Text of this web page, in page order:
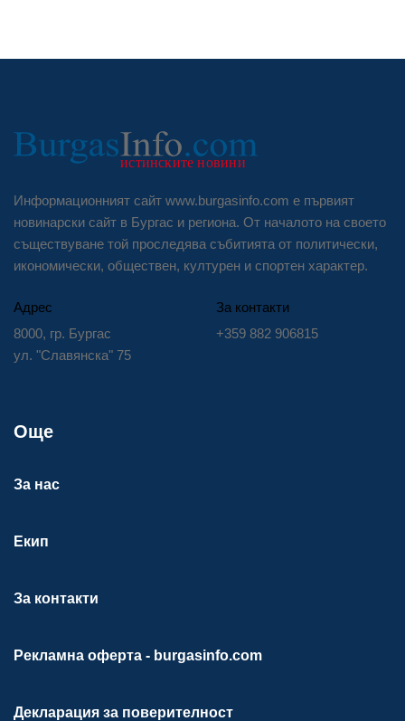
Информационният сайт www.burgasinfo.com е първият
новинарски сайт в Бургас и региона. От началото на своето
съществуване той проследява събитията от политически,
икономически, обществен, културен и спортен характер.
Адрес
8000, гр. Бургас
ул. "Славянска" 75
За контакти
+359 882 906815
Още
За нас
Екип
За контакти
Рекламна оферта - burgasinfo.com
Декларация за поверителност